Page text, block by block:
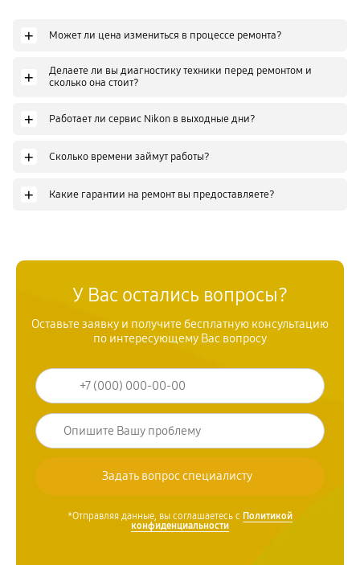
+ Может ли цена измениться в процессе ремонта?
+
Делаете ли вы диагностику техники перед ремонтом и
сколько она стоит?
+ Работает ли сервис Nikon в выходные дни?
+ Сколько времени займут работы?
+ Какие гарантии на ремонт вы предоставляете?
У Вас остались вопросы?
Оставьте заявку и получите бесплатную консультацию
по интересующему Вас вопросу
*Отправляя данные, вы соглашаетесь с Политикой
конфиденциальности